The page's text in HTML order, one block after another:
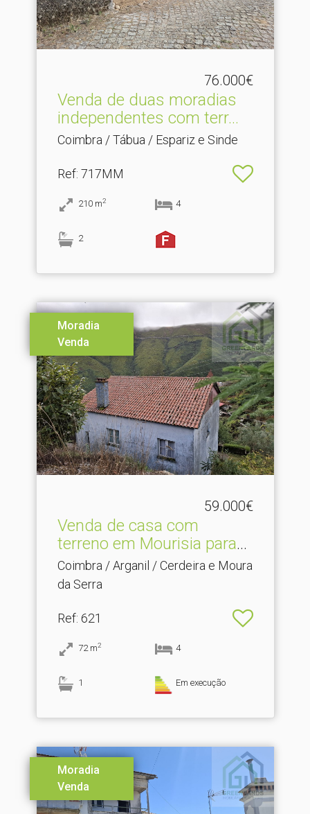
76.000€
Venda de duas moradias
independentes com terr.​..
Coimbra / Tábua / Espariz e Sinde
Ref: 717MM
210 m2 4
2
Moradia
Venda
59.000€
Venda de casa com
terreno em Mourisia para
re.​..
Coimbra / Arganil / Cerdeira e Moura
da Serra
Ref: 621
72 m2 4
1 Em execução
Moradia
Venda